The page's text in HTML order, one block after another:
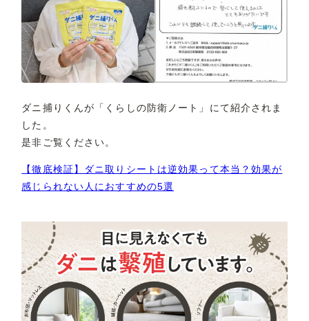
ダニ捕りくんが「くらしの防衛ノート」にて紹介されま
した。
是非ご覧ください。
【徹底検証】ダニ取りシートは逆効果って本当？効果が
感じられない人におすすめの5選